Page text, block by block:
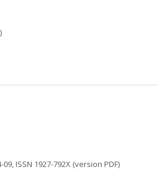
ISSN 1927-792X (version PDF)